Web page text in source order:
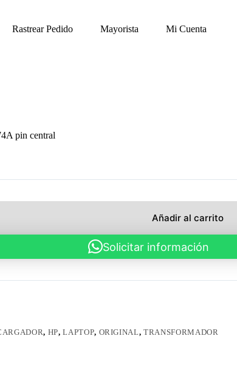
Rastrear Pedido Mayorista Mi Cuenta
pin central
Añadir al carrito
Solicitar información
, HP,LAPTOP, ORIGINAL,TRANSFORMADOR